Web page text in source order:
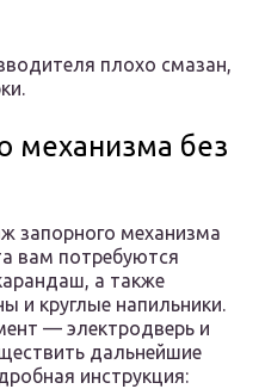
плохо смазан,
механизма без
запорного механизма
вам потребуются
а также
и круглые напильники.
— электродверь и
дальнейшие
инструкция: